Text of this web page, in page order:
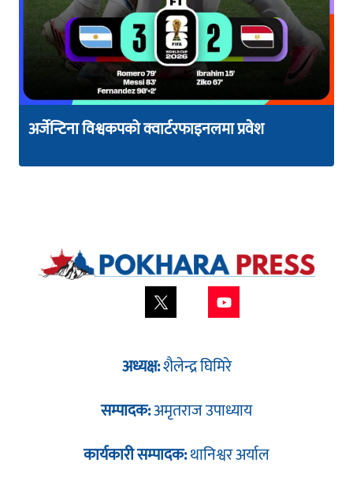
अर्जेन्टिना विश्वकपको क्वार्टरफाइनलमा प्रवेश
अध्यक्ष:शैलेन्द्र घिमिरे
सम्पादक:अमृतराज उपाध्याय
कार्यकारी सम्पादक:थानिश्वर अर्याल